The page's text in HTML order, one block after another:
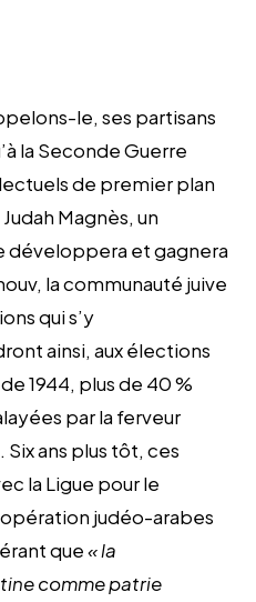
le, ses partisans
la Seconde Guerre
de premier plan
Magnès, un
développera et gagnera
la communauté juive
qui s’y
ainsi, aux élections
1944, plus de 40 %
par la ferveur
ans plus tôt, ces
la Ligue pour le
judéo-arabes
que« la
comme patrie